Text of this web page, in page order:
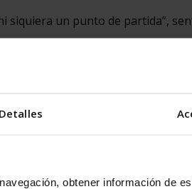
Detalles
obtener información de
siquiera un punto de partida”,